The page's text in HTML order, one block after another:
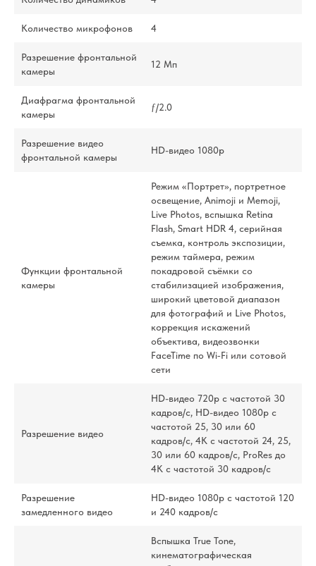
Количество микрофонов 4
Разрешение фронтальной
камеры
12 Мп
Диафрагма фронтальной
камеры
ƒ/2.0
Разрешение видео
фронтальной камеры
HD-видео 1080p
Функции фронтальной
камеры
Режим «Портрет», портретное
освещение, Animoji и Memoji,
Live Photos, вспышка Retina
Flash, Smart HDR 4, серийная
съемка, контроль экспозиции,
режим таймера, режим
покадровой съёмки со
стабилизацией изображения,
широкий цветовой диапазон
для фотографий и Live Photos,
коррекция искажений
объектива, видеозвонки
FaceTime по Wi‑Fi или сотовой
сети
Разрешение видео
HD-видео 720p с частотой 30
кадров/ с, HD-видео 1080p с
частотой 25, 30 или 60
кадров/ с, 4K с частотой 24, 25,
30 или 60 кадров/ с, ProRes до
4K с частотой 30 кадров/ с
Разрешение
замедленного видео
HD-видео 1080р с частотой 120
и 240 кадров/ с
Вспышка True Tone,
кинематографическая